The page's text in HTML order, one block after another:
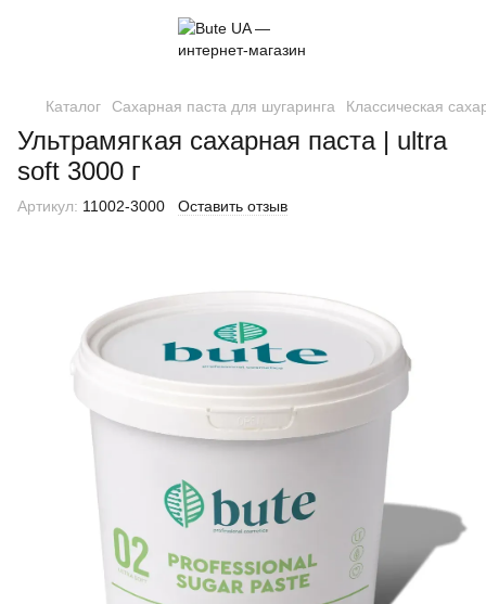
Каталог Сахарная паста для шугаринга Классическая
Ультрамягкая сахарная паста | ultra
soft 3000 г
Артикул: 11002-3000 Оставить отзыв